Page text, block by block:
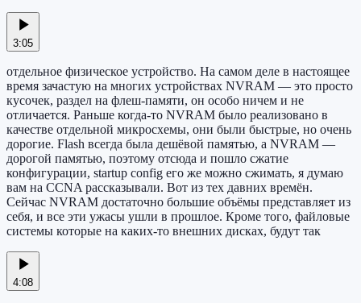
3:05
отдельное физическое устройство. На самом деле в настоящее
время зачастую на многих устройствах NVRAM — это просто
кусочек, раздел на флеш-памяти, он особо ничем и не
отличается. Раньше когда-то NVRAM было реализовано в
качестве отдельной микросхемы, они были быстрые, но очень
дорогие. Flash всегда была дешёвой памятью, а NVRAM —
дорогой памятью, поэтому отсюда и пошло сжатие
конфигурации, startup config его же можно сжимать, я думаю
вам на CCNA рассказывали. Вот из тех давних времён.
Сейчас NVRAM достаточно большие объёмы представляет из
себя, и все эти ужасы ушли в прошлое. Кроме того, файловые
системы которые на каких-то внешних дисках, будут так
4:08